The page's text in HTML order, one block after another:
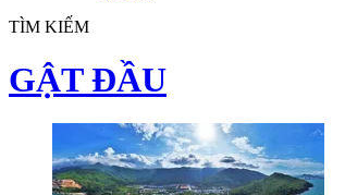
TÌM KIẾM
GẬT ĐẦU